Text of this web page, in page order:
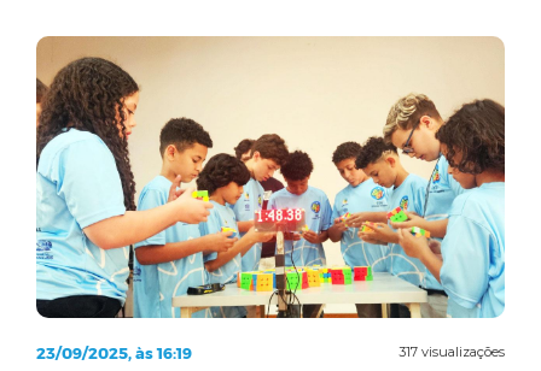
317 visualizações
23/09/2025, às 16:19